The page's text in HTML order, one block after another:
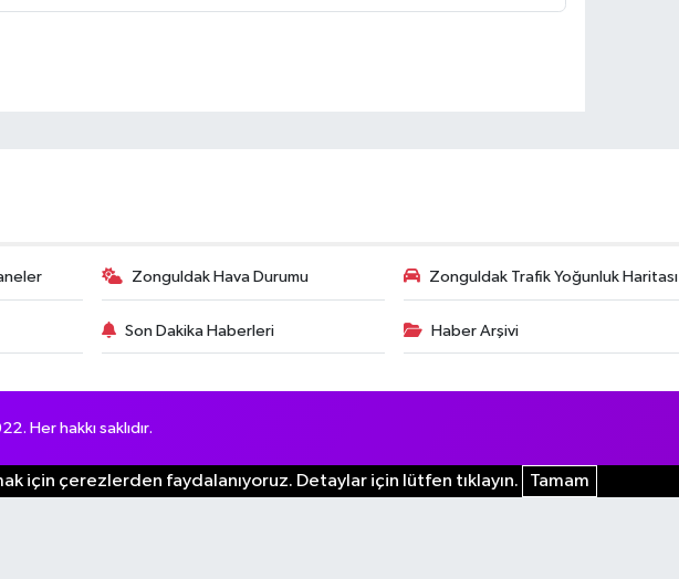
Zonguldak Hava Durumu Zonguldak Trafik Yoğunluk Haritası
Son Dakika Haberleri Haber Arşivi
Her hakkı saklıdır.
için çerezlerden faydalanıyoruz. Detaylar için lütfen tıklayın. Tamam